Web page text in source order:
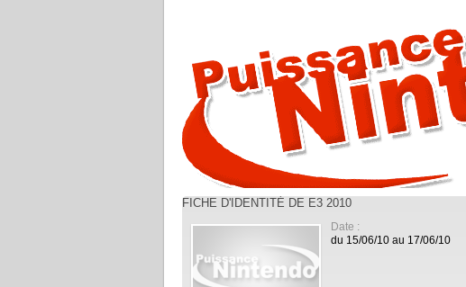
FICHE D'IDENTITÉ DE E3 2010
Date :
du 15/06/10 au 17/06/10